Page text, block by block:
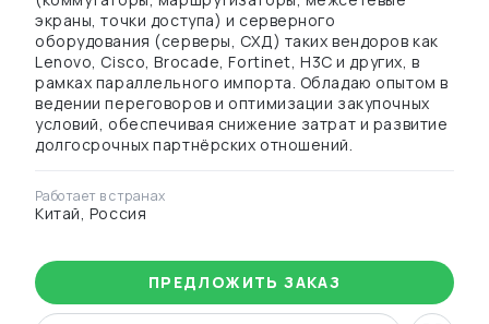
экраны, точки доступа) и серверного
оборудования (серверы, СХД) таких вендоров как
Lenovo, Cisco, Brocade, Fortinet, H3C и других, в
рамках параллельного импорта. Обладаю опытом в
ведении переговоров и оптимизации закупочных
условий, обеспечивая снижение затрат и развитие
долгосрочных партнёрских отношений.
Работает в странах
Китай, Россия
ПРЕДЛОЖИТЬ ЗАКАЗ